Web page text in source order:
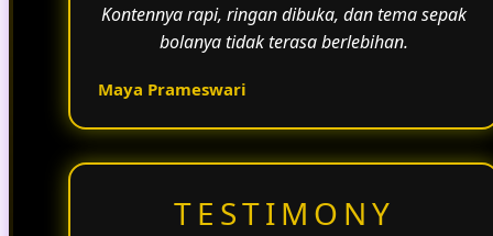
Kontennya rapi, ringan dibuka, dan tema sepak
bolanya tidak terasa berlebihan.
Maya Prameswari
TESTIMONY